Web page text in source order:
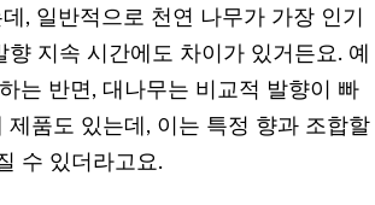
, 일반적으로 천연 나무가 가장 인기
지속 시간에도 차이가 있거든요. 예
는 반면, 대나무는 비교적 발향이 빠
품도 있는데, 이는 특정 향과 조합할
수 있더라고요.